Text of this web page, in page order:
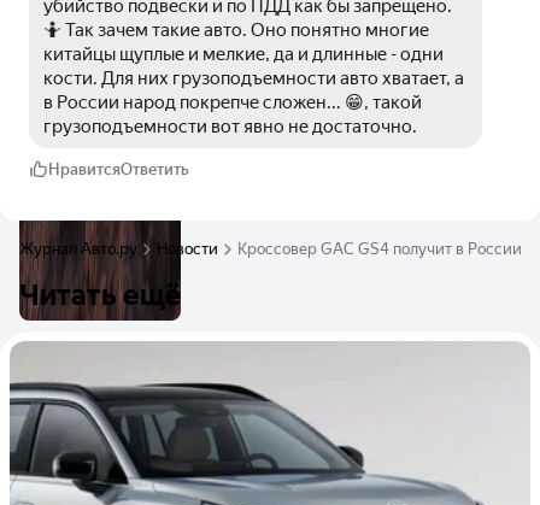
убийство подвески и по ПДД как бы запрещено.
🤷 Так зачем такие авто. Оно понятно многие
китайцы щуплые и мелкие, да и длинные - одни
кости. Для них грузоподъемности авто хватает, а
в России народ покрепче сложен... 😁, такой
грузоподъемности вот явно не достаточно.
НравитсяОтветить
Журнал Авто.ру Новости Кроссовер GAC GS4 получит в России
Читать ещё